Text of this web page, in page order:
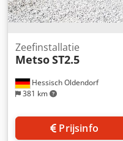
Hessisch Oldendorf
381 km
Zeefinstallatie
MetsoST2.5
Prijsinfo